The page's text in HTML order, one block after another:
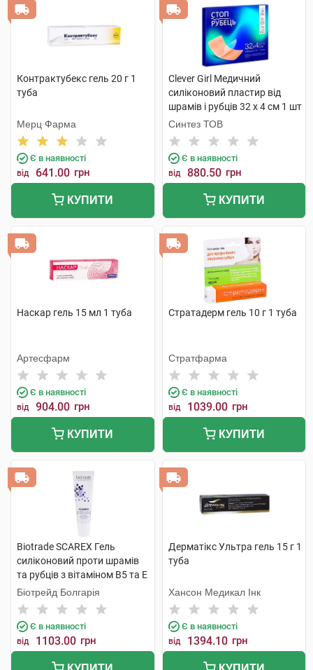
Контрактубекс гель 20 г 1
туба
Мерц Фарма
Є в наявності
від 641.00 грн
КУПИТИ
Clever Girl Медичний
силіконовий пластир від
шрамів і рубців 32 x 4 см 1 шт
Синтез ТОВ
Є в наявності
від 880.50 грн
КУПИТИ
Наскар гель 15 мл 1 туба
Артесфарм
Є в наявності
від 904.00 грн
КУПИТИ
Стратадерм гель 10 г 1 туба
Стратфарма
Є в наявності
від 1039.00 грн
КУПИТИ
Biotrade SCAREX Гель
силіконовий проти шрамів
та рубців з вітаміном В5 та Е
15 мл 1 туба
Біотрейд Болгарія
Є в наявності
від 1103.00 грн
Дерматікс Ультра гель 15 г 1
туба
Хансон Медикал Інк
Є в наявності
від 1394.10 грн